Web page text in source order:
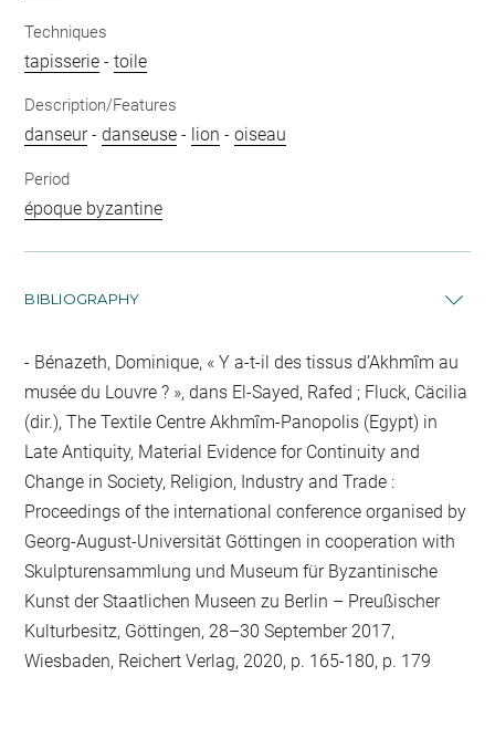
Techniques
tapisserie -toile
Description/Features
danseur-danseuse - lion -oiseau
Period
époque byzantine
BIBLIOGRAPHY
Bénazeth, Dominique, « Y a-t-il des tissus d’Akhmîm au
musée du Louvre ? », dans El-Sayed, Rafed ; Fluck, Cäcilia
(dir.), The Textile Centre Akhmîm-Panopolis (Egypt) in
Late Antiquity, Material Evidence for Continuity and
Change in Society, Religion, Industry and Trade :
Proceedings of the international conference organised by
Georg-August-Universität Göttingen in cooperation with
Skulpturensammlung und Museum für Byzantinische
Kunst der Staatlichen Museen zu Berlin – Preußischer
Kulturbesitz, Göttingen, 28–30 September 2017,
Wiesbaden, Reichert Verlag, 2020, p. 165-180, p. 179